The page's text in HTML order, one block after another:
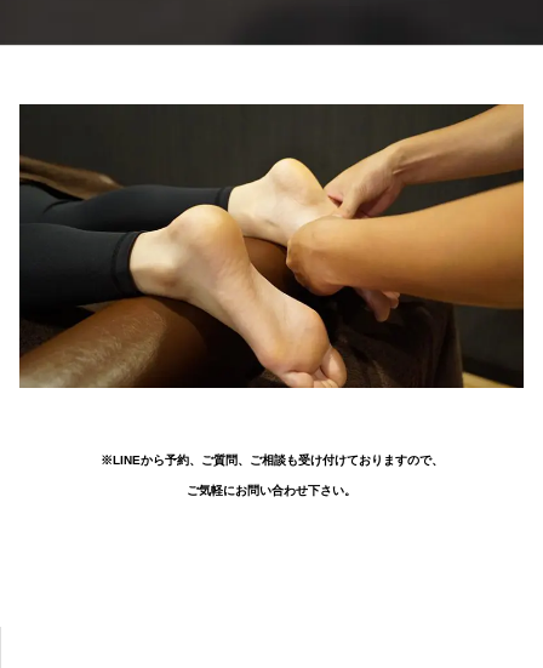
※LINEから予約、ご質問、ご相談も受け付けておりますので、
ご気軽にお問い合わせ下さい。